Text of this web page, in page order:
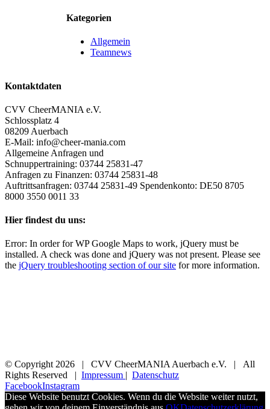
Kategorien
Allgemein
Teamnews
Kontaktdaten
CVV CheerMANIA e.V.
Schlossplatz 4
08209 Auerbach
E-Mail: info@cheer-mania.com
Allgemeine Anfragen und
Schnuppertraining: 03744 25831-47
Anfragen zu Finanzen: 03744 25831-48
Auftrittsanfragen: 03744 25831-49 Spendenkonto: DE50 8705
8000 3550 0011 33
Hier findest du uns:
Error: In order for WP Google Maps to work, jQuery must be
installed. A check was done and jQuery was not present. Please see
the jQuery troubleshooting section of our site for more information.
© Copyright 2026 | CVV CheerMANIA Auerbach e.V. | All
Rights Reserved | Impressum | Datenschutz
FacebookInstagram
Diese Website benutzt Cookies. Wenn du die Website weiter nutzt,